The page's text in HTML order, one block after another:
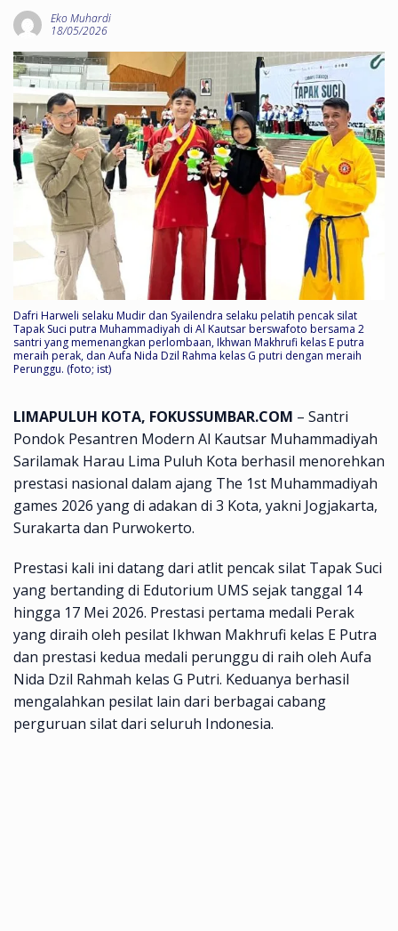
Eko Muhardi
18/05/2026
Dafri Harweli selaku Mudir dan Syailendra selaku pelatih pencak silat
Tapak Suci putra Muhammadiyah di Al Kautsar berswafoto bersama 2
santri yang memenangkan perlombaan, Ikhwan Makhrufi kelas E putra
meraih perak, dan Aufa Nida Dzil Rahma kelas G putri dengan meraih
Perunggu. (foto; ist)
LIMAPULUH KOTA, FOKUSSUMBAR.COM – Santri
Pondok Pesantren Modern Al Kautsar Muhammadiyah
Sarilamak Harau Lima Puluh Kota berhasil menorehkan
prestasi nasional dalam ajang The 1st Muhammadiyah
games 2026 yang di adakan di 3 Kota, yakni Jogjakarta,
Surakarta dan Purwokerto.
Prestasi kali ini datang dari atlit pencak silat Tapak Suci
yang bertanding di Edutorium UMS sejak tanggal 14
hingga 17 Mei 2026. Prestasi pertama medali Perak
yang diraih oleh pesilat Ikhwan Makhrufi kelas E Putra
dan prestasi kedua medali perunggu di raih oleh Aufa
Nida Dzil Rahmah kelas G Putri. Keduanya berhasil
mengalahkan pesilat lain dari berbagai cabang
perguruan silat dari seluruh Indonesia.